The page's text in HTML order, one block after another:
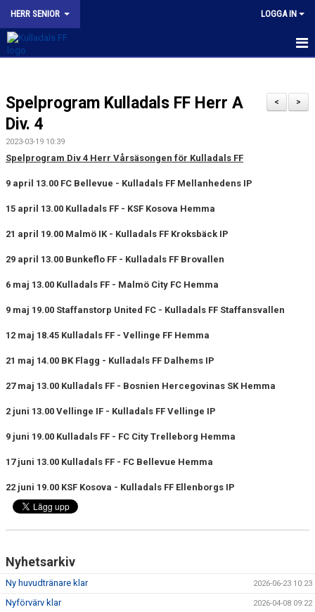
HERR SENIOR LOGGA IN
NYHETER
KALENDER
TRUPPEN
BILDGALLERI
KFF HERR A INSTAGRAM
>
<
Spelprogram Kulladals FF Herr A
Div. 4
2023-03-19 10:39
Spelprogram Div 4 Herr Vårsäsongen för Kulladals FF
9 april 13.00 FC Bellevue - Kulladals FF Mellanhedens IP
15 april 13.00 Kulladals FF - KSF Kosova Hemma
21 april 19.00 Malmö IK - Kulladals FF Kroksbäck IP
29 april 13.00 Bunkeflo FF - Kulladals FF Brovallen
6 maj 13.00 Kulladals FF - Malmö City FC Hemma
9 maj 19.00 Staffanstorp United FC - Kulladals FF Staffansvallen
12 maj 18.45 Kulladals FF - Vellinge FF Hemma
21 maj 14.00 BK Flagg - Kulladals FF Dalhems IP
27 maj 13.00 Kulladals FF - Bosnien Hercegovinas SK Hemma
2 juni 13.00 Vellinge IF - Kulladals FF Vellinge IP
9 juni 19.00 Kulladals FF - FC City Trelleborg Hemma
17 juni 13.00 Kulladals FF - FC Bellevue Hemma
22 juni 19.00 KSF Kosova - Kulladals FF Ellenborgs IP
Nyhetsarkiv
Ny huvudtränare klar 2026-06-23 10:23
Nyförvärv klar 2026-04-08 09:22